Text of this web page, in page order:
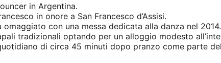
in Argentina.
in onore a San Francesco d’Assisi.
con una messa dedicata alla danza nel 2014.
tradizionali optando per un alloggio modesto
di circa 45 minuti dopo pranzo come parte